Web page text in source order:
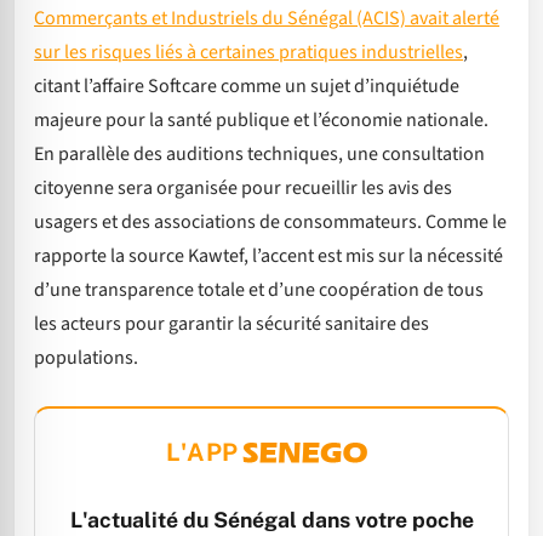
Commerçants et Industriels du Sénégal (ACIS) avait alerté
sur les risques liés à certaines pratiques industrielles,
citant l’affaire Softcare comme un sujet d’inquiétude
majeure pour la santé publique et l’économie nationale.
En parallèle des auditions techniques, une consultation
citoyenne sera organisée pour recueillir les avis des
usagers et des associations de consommateurs. Comme le
rapporte la source Kawtef, l’accent est mis sur la nécessité
d’une transparence totale et d’une coopération de tous
les acteurs pour garantir la sécurité sanitaire des
populations.
L'APP
L'actualité du Sénégal dans votre poche